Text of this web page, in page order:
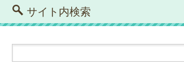
サイト内検索